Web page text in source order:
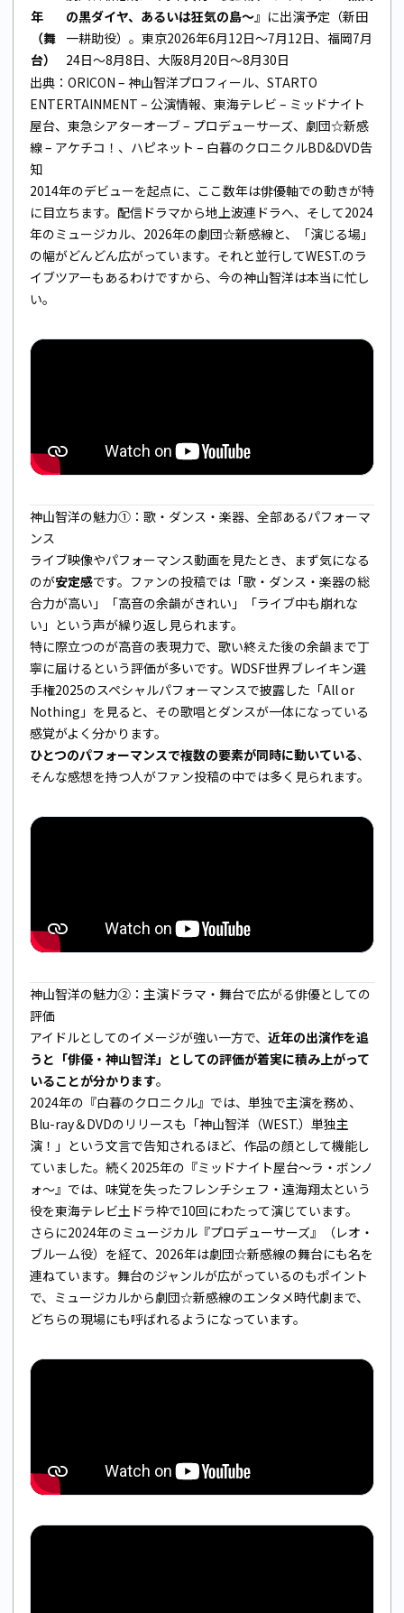
年
（舞
台）
の黒ダイヤ、あるいは狂気の島〜』に出演予定（新田
一耕助役）。東京2026年6月12日〜7月12日、福岡7月
24日〜8月8日、大阪8月20日〜8月30日
出典： ORICON – 神山智洋プロフィール、 STARTO
ENTERTAINMENT – 公演情報、 東海テレビ – ミッドナイト
屋台、 東急シアターオーブ – プロデューサーズ、 劇団☆新感
線 – アケチコ！ 、 ハピネット – 白暮のクロニクルBD&DVD告
知
2014年のデビューを起点に、ここ数年は俳優軸での動きが特
に目立ちます。配信ドラマから地上波連ドラへ、そして2024
年のミュージカル、2026年の劇団☆新感線と、「演じる場」
の幅がどんどん広がっています。それと並行してWEST.のラ
イブツアーもあるわけですから、今の神山智洋は本当に忙し
い。
神山智洋の魅力①：歌・ダンス・楽器、全部あるパフォーマ
ンス
ライブ映像やパフォーマンス動画を見たとき、まず気になる
のが安定感です。ファンの投稿では「歌・ダンス・楽器の総
合力が高い」「高音の余韻がきれい」「ライブ中も崩れな
い」という声が繰り返し見られます。
特に際立つのが高音の表現力で、歌い終えた後の余韻まで丁
寧に届けるという評価が多いです。WDSF世界ブレイキン選
手権2025のスペシャルパフォーマンスで披露した「All or
Nothing」を見ると、その歌唱とダンスが一体になっている
感覚がよく分かります。
ひとつのパフォーマンスで複数の要素が同時に動いている、
そんな感想を持つ人がファン投稿の中では多く見られます。
神山智洋の魅力②：主演ドラマ・舞台で広がる俳優としての
評価
アイドルとしてのイメージが強い一方で、 近年の出演作を追
うと「俳優・神山智洋」としての評価が着実に積み上がって
いることが分かります。
2024年の『白暮のクロニクル』では、単独で主演を務め、
Blu-ray＆DVDのリリースも「神山智洋（WEST.）単独主
演！」という文言で告知されるほど、作品の顔として機能し
ていました。続く2025年の『ミッドナイト屋台〜ラ・ボンノ
ォ〜』では、味覚を失ったフレンチシェフ・遠海翔太という
役を東海テレビ土ドラ枠で10回にわたって演じています。
さらに2024年のミュージカル『プロデューサーズ』（レオ・
ブルーム役）を経て、2026年は劇団☆新感線の舞台にも名を
連ねています。舞台のジャンルが広がっているのもポイント
で、ミュージカルから劇団☆新感線のエンタメ時代劇まで、
どちらの現場にも呼ばれるようになっています。